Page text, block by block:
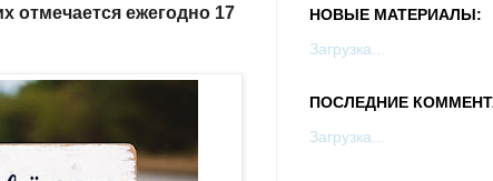
отмечается ежегодно 17
НОВЫЕ МАТЕРИАЛЫ:
Загрузка...
ПОСЛЕДНИЕ
Загрузка...